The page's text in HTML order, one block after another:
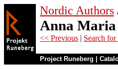
Nordic Authors
Anna Maria
<< Previous | Search
Project Runeberg